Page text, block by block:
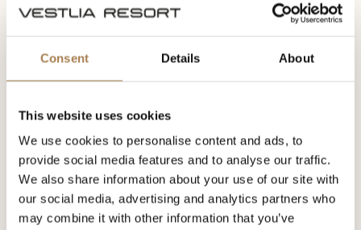
Consent Details About
This website uses cookies
We use cookies to personalise content and ads, to
provide social media features and to analyse our traffic.
We also share information about your use of our site with
our social media, advertising and analytics partners who
may combine it with other information that you’ve